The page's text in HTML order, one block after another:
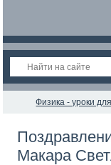
Физика - уроки
Макара